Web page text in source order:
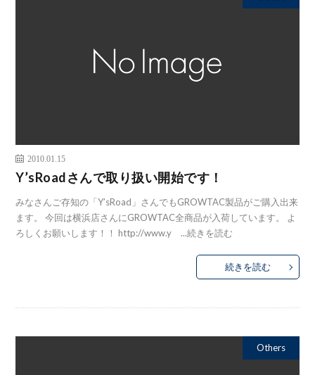
2010.01.15
Y’sRoadさんで取り扱い開始です！
みなさんご存知の「Y’sRoad」さんでもGROWTAC製品がご購入出来
ます。 今回は横浜店さんにGROWTAC全商品が入荷しています。 よ
ろしくお願いします！！ http://www.y ...続きを読む
続きを読む
Others